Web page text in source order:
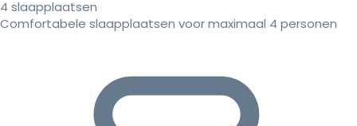
4 slaapplaatsen
Comfortabele slaapplaatsen voor maximaal 4 personen